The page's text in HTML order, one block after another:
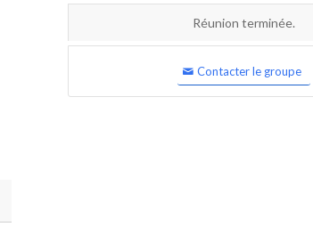
Réunion terminée.
Contacter le groupe